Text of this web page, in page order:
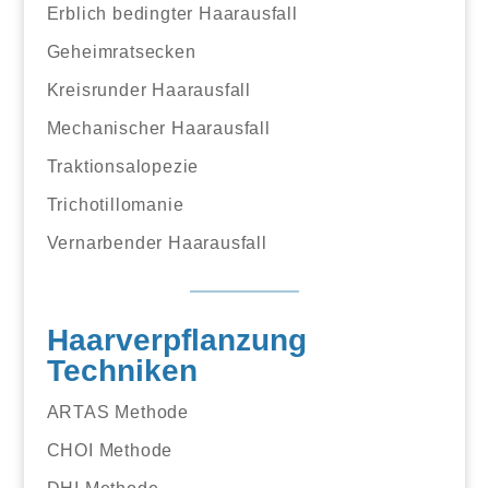
Erblich bedingter Haarausfall
Geheimratsecken
Kreisrunder Haarausfall
Mechanischer Haarausfall
Traktionsalopezie
Trichotillomanie
Vernarbender Haarausfall
Haarverpflanzung
Techniken
ARTAS Methode
CHOI Methode